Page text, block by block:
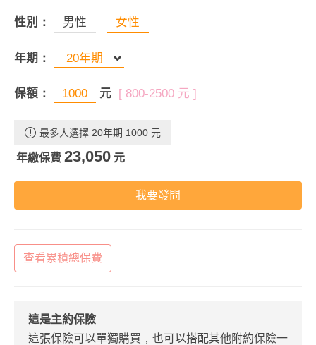
性別： 男性 女性
年期：
保額： 元 [ 800-2500 元 ]
最多人選擇 20年期 1000 元
年繳保費 23,050 元
我要發問
查看累積總保費
這是主約保險
這張保險可以單獨購買，也可以搭配其他附約保險一